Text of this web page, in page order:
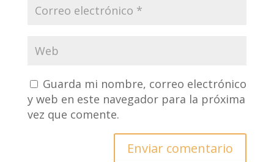
Guarda mi nombre, correo electrónico
y web en este navegador para la próxima
vez que comente.